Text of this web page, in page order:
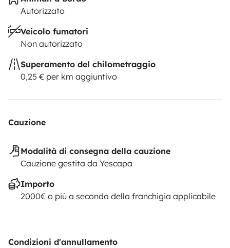
Autorizzato
Veicolo fumatori
Non autorizzato
Superamento del chilometraggio
0,25 € per km aggiuntivo
Cauzione
Modalità di consegna della cauzione
Cauzione gestita da Yescapa
Importo
2000€ o più a seconda della franchigia applicabile
Condizioni d'annullamento